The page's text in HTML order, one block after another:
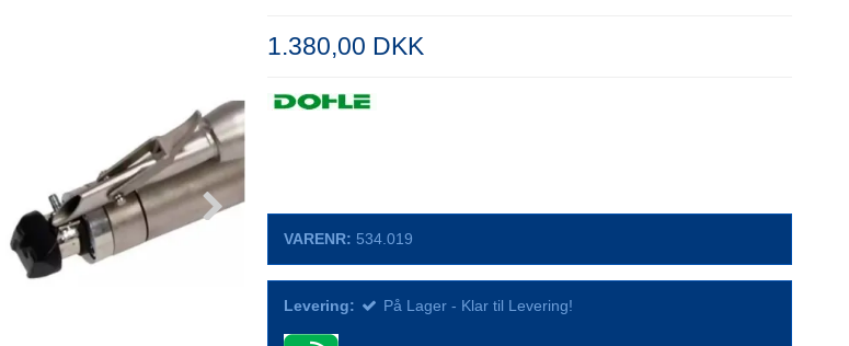
1.380,00 DKK
VARENR: 534.019
Levering: På Lager - Klar til Levering!